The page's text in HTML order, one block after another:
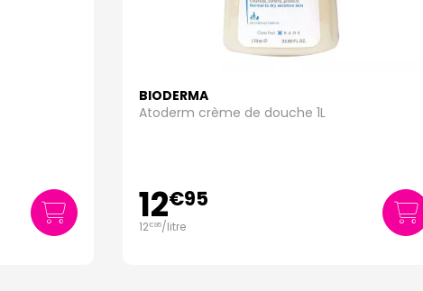
soins pour bébés, connue pour ses formules hypoallergéniques et
pour peaux sensibles, Avène propose une gamme de soins adaptés aux
naturels et biologiques pour offrir des soins doux et efficaces pour les
BIODERMA
Atoderm crème de douche 1L
12€95
12€95/litre